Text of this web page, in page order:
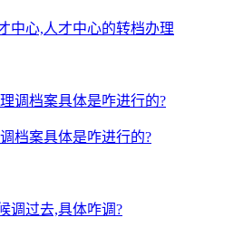
中心,人才中心的转档办理
档案具体是咋进行的?